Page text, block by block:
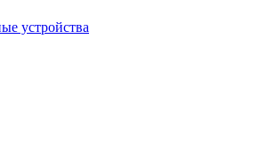
устройства